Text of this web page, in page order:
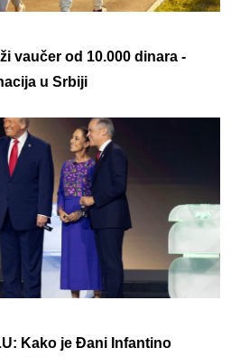
vaučer od 10.000 dinara -
u Srbiji
Kako je Đani Infantino